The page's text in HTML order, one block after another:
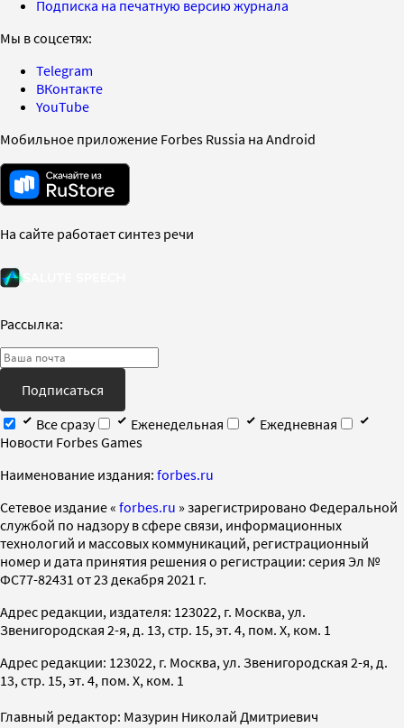
Подписка на печатную версию журнала
Мы в соцсетях:
Telegram
ВКонтакте
YouTube
Мобильное приложение Forbes Russia на Android
На сайте работает синтез речи
Рассылка:
Подписаться
Все сразу
Еженедельная
Ежедневная
Новости Forbes Games
Наименование издания: forbes.ru
Cетевое издание « forbes.ru » зарегистрировано Федеральной
службой по надзору в сфере связи, информационных
технологий и массовых коммуникаций, регистрационный
номер и дата принятия решения о регистрации: серия Эл №
ФС77-82431 от 23 декабря 2021 г.
Адрес редакции, издателя: 123022, г. Москва, ул.
Звенигородская 2-я, д. 13, стр. 15, эт. 4, пом. X, ком. 1
Адрес редакции: 123022, г. Москва, ул. Звенигородская 2-я, д.
13, стр. 15, эт. 4, пом. X, ком. 1
Главный редактор: Мазурин Николай Дмитриевич